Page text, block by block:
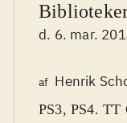
d. 6. mar.
af Henrik
PS3, PS4. TT